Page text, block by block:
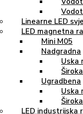
Linearne LED
LED magnetna
Mini M05
Nadgradna
Uska
Ugradbena
Uska
LED industrijska